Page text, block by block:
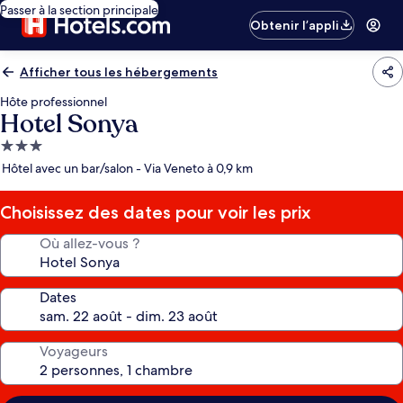
Passer à la section principale
Obtenir l’appli
Afficher tous les hébergements
Hôte professionnel
Hotel Sonya
Hébergement
3.0 étoiles
Hôtel avec un bar/salon - Via Veneto à 0,9 km
Choisissez des dates pour voir les prix
Où allez-vous ?
Dates
Voyageurs